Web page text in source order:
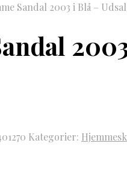
Sandal 2003 i Blå –
Kategorier: